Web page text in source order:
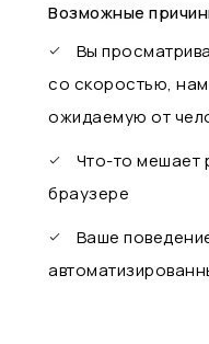
Возможные
Вы
со скоростью,
ожидаемую от
Что-то мешает
браузере
Ваше